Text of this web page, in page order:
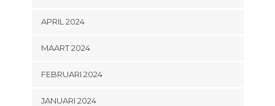
APRIL 2024
MAART 2024
FEBRUARI 2024
JANUARI 2024